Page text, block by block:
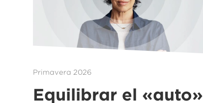
Primavera 2026
Equilibrar el «auto»